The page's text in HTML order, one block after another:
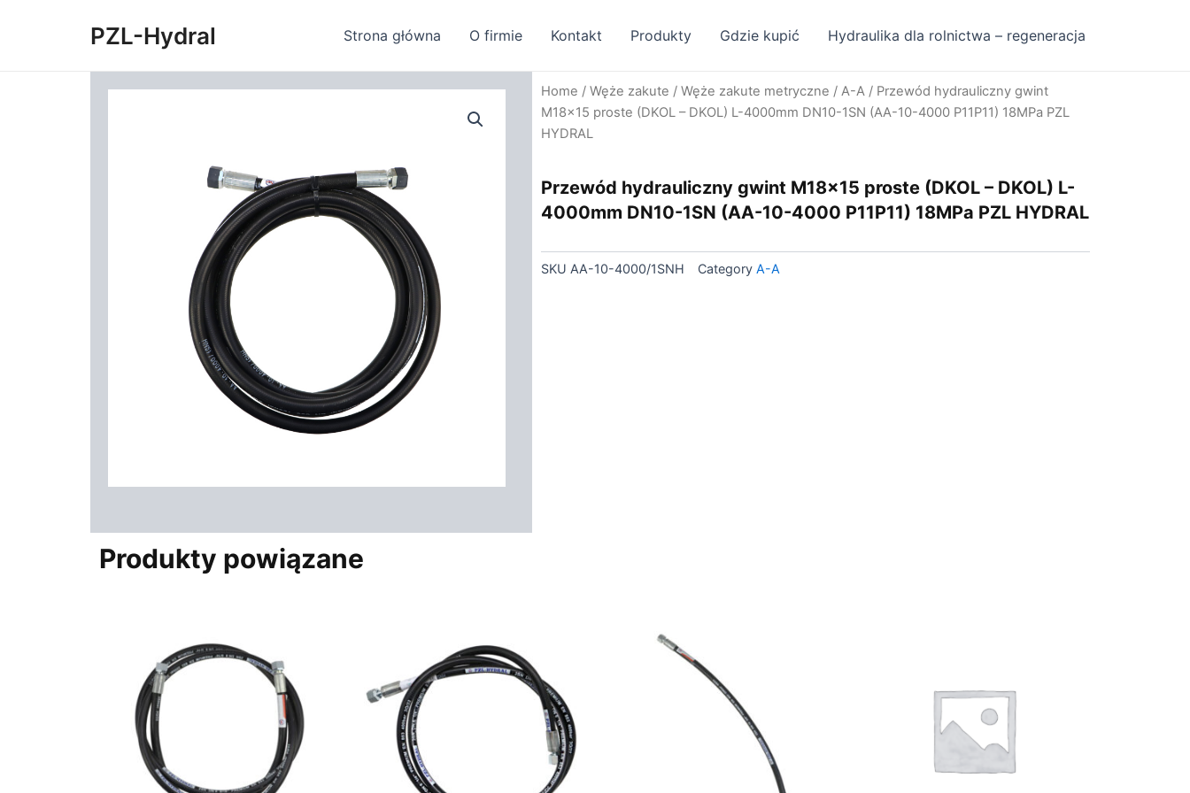
PZL-Hydral Strona główna O firmie Kontakt Produkty Gdzie kupić Hydraulika dla rolnictwa – regeneracja
Home / Węże zakute / Węże zakute metryczne / A-A / Przewód hydrauliczny gwint
M18x15 proste (DKOL – DKOL) L-4000mm DN10-1SN (AA-10-4000 P11P11) 18MPa PZL
HYDRAL
Przewód hydrauliczny gwint M18x15 proste (DKOL – DKOL) L-
4000mm DN10-1SN (AA-10-4000 P11P11) 18MPa PZL HYDRAL
SKU AA-10-4000/1SNH Category A-A
Produkty powiązane